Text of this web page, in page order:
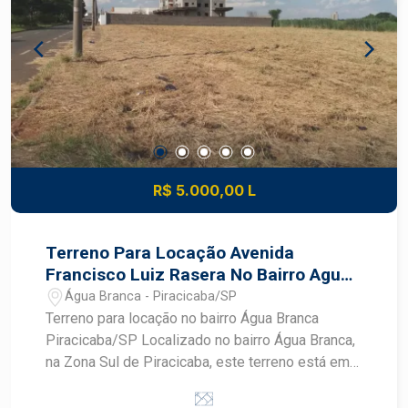
R$ 5.000,00 L
Terreno Para Locação Avenida
Francisco Luiz Rasera No Bairro Agua
Branca com 3.000m²
Água Branca - Piracicaba/SP
Terreno para locação no bairro Água Branca
Piracicaba/SP Localizado no bairro Água Branca,
na Zona Sul de Piracicaba, este terreno está em